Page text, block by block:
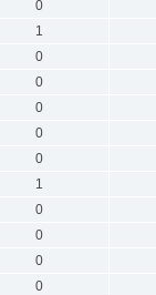
0
1
0
0
0
0
0
1
0
0
0
0